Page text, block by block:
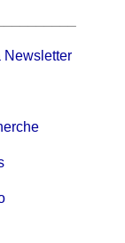
Newsletter